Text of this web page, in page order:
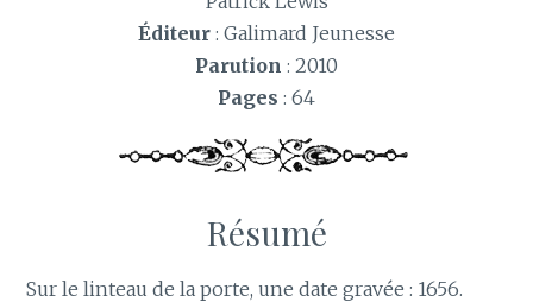
Éditeur : Galimard Jeunesse
Parution : 2010
Pages : 64
Résumé
Sur le linteau de la porte, une date gravée : 1656.